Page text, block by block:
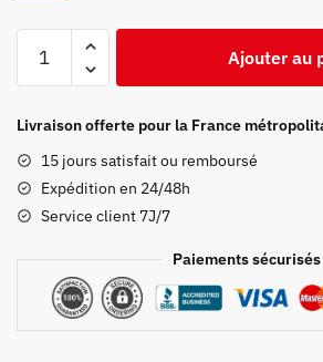
Demon
Rose
Kyojuro
en
Ajouter au
Livraison offerte pour la France
15 jours satisfait ou remboursé
Expédition en 24/48h
Service client 7J/7
Paiements sécurisés